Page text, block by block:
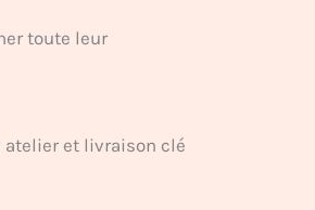
toute leur
atelier et livraison clé